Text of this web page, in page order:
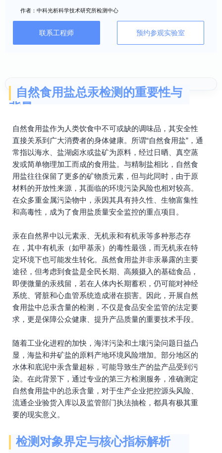
作者：中科光析科学技术研究所检测中心
联系工程师 预约参观实验室
自然食用盐总汞检测的重要性与
背景
自然食用盐作为人类饮食中不可或缺的调味品，其安全性
直接关系到广大消费者的身体健康。所谓“自然食用盐”，通
常指以海水、盐湖卤水或盐矿为原料，经过日晒、真空蒸
发或简单物理加工而成的食用盐。与精制盐相比，自然食
用盐往往保留了更多的矿物质元素，但与此同时，由于原
材料的开放性来源，其面临的环境污染风险也相对较高。
在众多重金属污染物中，汞因其具有持久性、生物富集性
和高毒性，成为了食用盐质量安全监控的重点项目。
汞在自然界中以元素汞、无机汞和有机汞等多种形态存
在，其中有机汞（如甲基汞）的毒性最强，而无机汞在特
定环境下也可能发生转化。虽然食用盐并非汞暴露的主要
途径，但考虑到食盐是全民长期、高频摄入的基础食品，
即便微量的汞残留，若在人体内长期蓄积，仍可能对神经
系统、肾脏和心血管系统造成潜在损害。因此，开展自然
食用盐中总汞含量的检测，不仅是食品安全监管的法定要
求，更是保障公众健康、提升产品质量的重要技术手段。
随着工业化进程的加快，海洋污染和土壤污染问题日益凸
显，海盐和井矿盐的原料产地环境风险增加。部分地区的
水体和底泥中汞含量超标，可能导致生产的盐产品受到污
染。在此背景下，通过专业的第三方检测服务，准确测定
自然食用盐中的总汞含量，对于生产企业把控源头风险、
流通企业验货入库以及监管部门执法抽检，都具有极其重
要的现实意义。
检测对象界定与核心指标解析